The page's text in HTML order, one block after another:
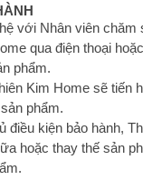
với Nhân viên chăm
qua điện thoại
phẩm.
Kim Home sẽ tiến
phẩm.
điều kiện bảo hành,
hoặc thay thế sản